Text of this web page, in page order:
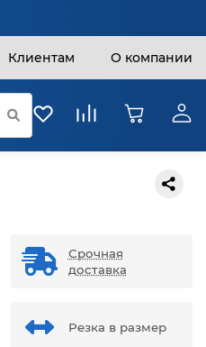
Клиентам О компании
Срочная
доставка
Резка в размер